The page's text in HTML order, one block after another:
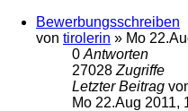
Bewerbungsschreiben
von tirolerin » Mo
0 Antworten
27028 Zugriffe
Letzter Beitrag
Mo 22.Aug 2011,